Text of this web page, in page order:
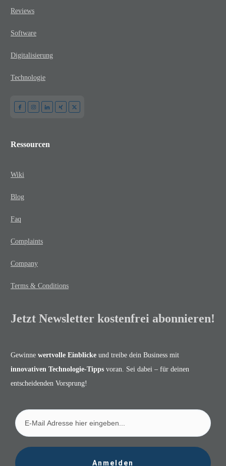
Reviews
Software
Digitalisierung
Technologie
Ressourcen
Wiki
Blog
Faq
Complaints
Company
Terms & Conditions
Jetzt Newsletter kostenfrei abonnieren!
Gewinne wertvolle Einblicke und treibe dein Business mit
innovativen Technologie-Tipps voran. Sei dabei – für deinen
entscheidenden Vorsprung!
Anmelden